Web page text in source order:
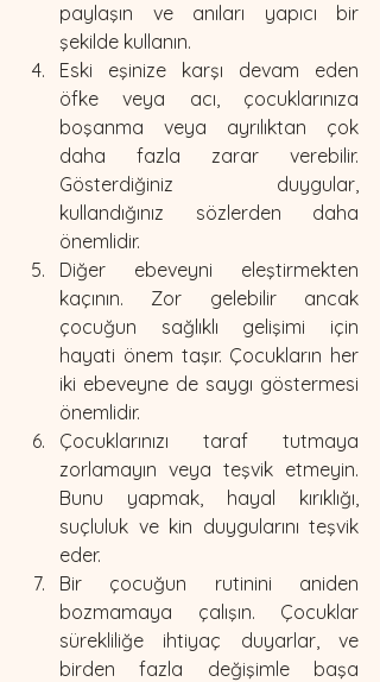
paylaşın ve anıları yapıcı bir
şekilde kullanın.
Eski eşinize karşı devam eden
öfke veya acı, çocuklarınıza
boşanma veya ayrılıktan çok
daha fazla zarar verebilir.
Gösterdiğiniz duygular,
kullandığınız sözlerden daha
önemlidir.
Diğer ebeveyni eleştirmekten
kaçının. Zor gelebilir ancak
çocuğun sağlıklı gelişimi için
hayati önem taşır. Çocukların her
iki ebeveyne de saygı göstermesi
önemlidir.
Çocuklarınızı taraf tutmaya
zorlamayın veya teşvik etmeyin.
Bunu yapmak, hayal kırıklığı,
suçluluk ve kin duygularını teşvik
eder.
Bir çocuğun rutinini aniden
bozmamaya çalışın. Çocuklar
sürekliliğe ihtiyaç duyarlar, ve
birden fazla değişimle başa